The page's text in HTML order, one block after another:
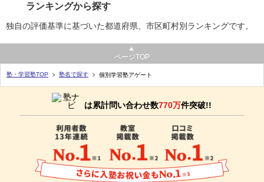
ランキングから探す
独自の評価基準に基づいた都道府県、市区町村別ランキングです。
ページTOP
塾・学習塾TOP 塾名で探す 個別学習塾アゲート
は累計問い合わせ数770万件突破!!